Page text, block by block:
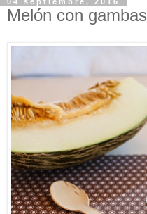
Melón con gambas